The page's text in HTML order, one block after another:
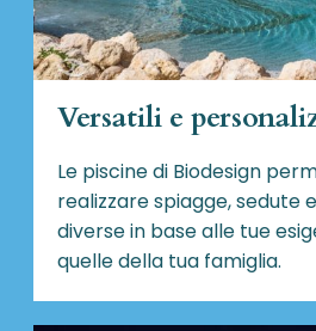
Versatili e
Le piscine di Biodesign
realizzare spiagge, sedute
diverse in base alle tue
quelle della tua famiglia.